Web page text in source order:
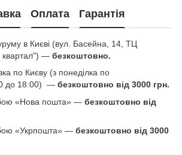
Оплата Гарантія
в Києві (вул. Басейна, 14, ТЦ
квартал") — безкоштовно.
по Києву (з понеділка по
до 18:00) — безкоштовно від 3000 грн.
«Нова пошта» — безкоштовно від
«Укрпошта» — безкоштовно від 3000